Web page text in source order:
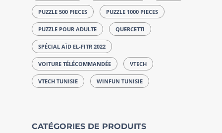
PUZZLE 500 PIECES PUZZLE 1000 PIECES
PUZZLE POUR ADULTE QUERCETTI
SPÉCIAL AÏD EL-FITR 2022
VOITURE TÉLÉCOMMANDÉE VTECH
VTECH TUNISIE WINFUN TUNISIE
CATÉGORIES DE PRODUITS